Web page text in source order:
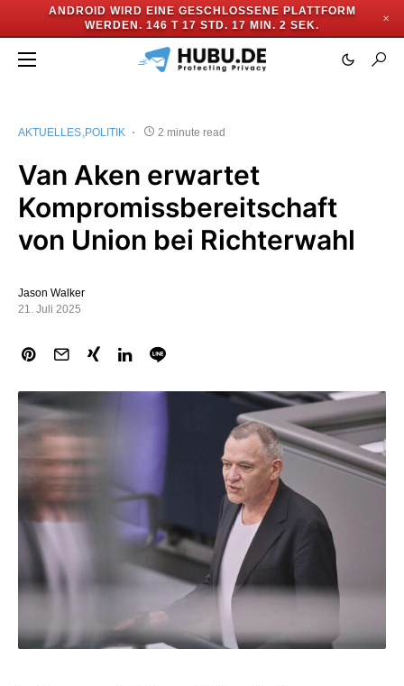
ANDROID WIRD EINE GESCHLOSSENE PLATTFORM
WERDEN. 146 T 17 STD. 17 MIN. 1 SEK.
✕
AKTUELLES POLITIK 2 minute read
Van Aken erwartet
Kompromissbereitschaft
von Union bei Richterwahl
Jason Walker
21. Juli 2025